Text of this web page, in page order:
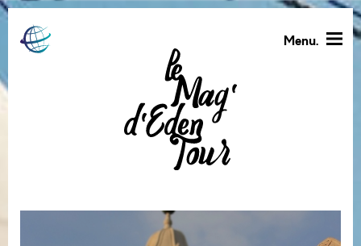
Menu.